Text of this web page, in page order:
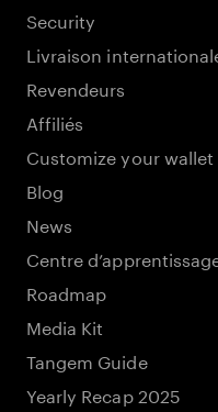
Security
Livraison
Revendeurs
Affiliés
Customize your wallet
Blog
News
Centre
Roadmap
Media Kit
Tangem Guide
Yearly Recap 2025